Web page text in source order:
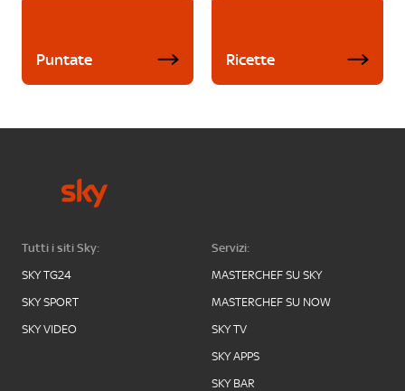
Puntate Ricette
Tutti i siti Sky:
SKY TG24
SKY SPORT
SKY VIDEO
Servizi:
MASTERCHEF SU SKY
MASTERCHEF SU NOW
SKY TV
SKY APPS
SKY BAR